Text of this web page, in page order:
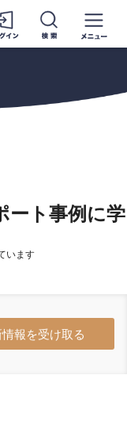
ート事例に学
います
報を受け取る